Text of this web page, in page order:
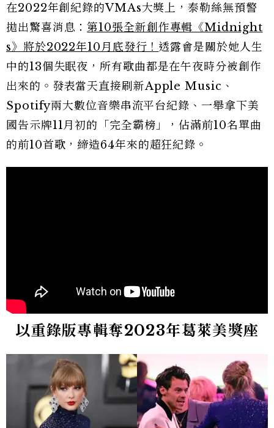
在2022年創紀錄的VMAs大獎上，泰勒絲無預警
拋出驚喜消息：第10張全新創作專輯《Midnight
s》將於2022年10月底發行！ 透露會是關於她人生
中的13個失眠夜，所有歌曲都是在午夜時分被創作
出來的。發表當天直接刷新Apple Music、
Spotify兩大數位音樂串流平台紀錄、一舉拿下美
國告示牌11月初的「完全霸榜」，佔滿前10名單曲
的前10首歌，締造64年來的超狂紀錄。
以重錄版專輯奪2023年葛萊美獎座